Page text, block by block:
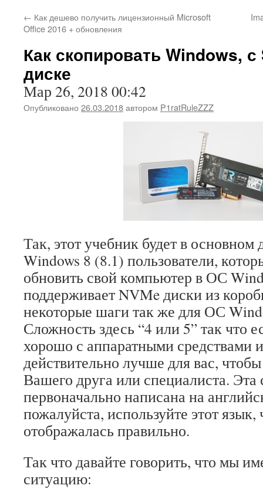
← Как дешево получить лицензионный Microsoft
Office 2016 + обновления
Как скопировать Windows, с
диске
Мар 26, 2018 00:42
Опубликовано 26.03.2018автором P1ratRuleZZZ
Так, этот учебник будет в основном
Windows 8 (8.1) пользователи,
обновить свой компьютер в ОС
поддерживает NVMe диски из
некоторые шаги так же для ОС
Сложность здесь “4 или 5” так что
хорошо с аппаратными средствами
действительно лучше для вас,
Вашего друга или специалиста. Эта
первоначально написана на
пожалуйста, используйте этот язык,
отображалась правильно.
Так что давайте говорить, что мы
ситуацию: